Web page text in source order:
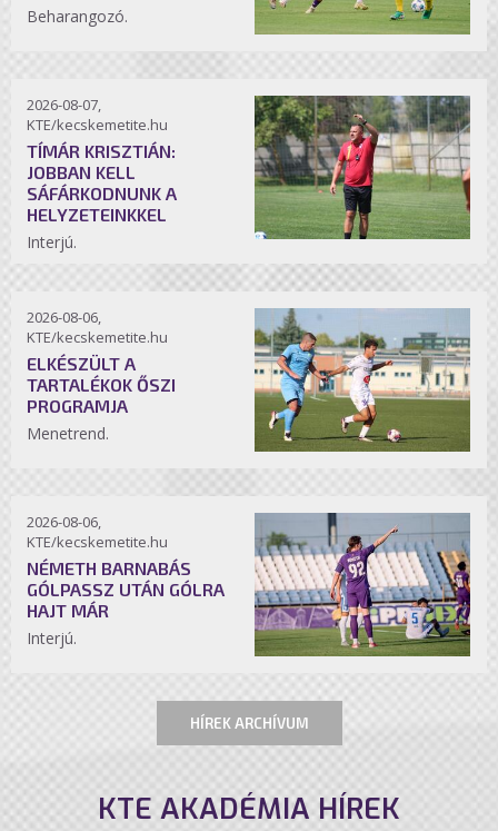
Beharangozó.
2026-08-07,
KTE/kecskemetite.hu
TÍMÁR KRISZTIÁN:
JOBBAN KELL
SÁFÁRKODNUNK A
HELYZETEINKKEL
Interjú.
2026-08-06,
KTE/kecskemetite.hu
ELKÉSZÜLT A
TARTALÉKOK ŐSZI
PROGRAMJA
Menetrend.
2026-08-06,
KTE/kecskemetite.hu
NÉMETH BARNABÁS
GÓLPASSZ UTÁN GÓLRA
HAJT MÁR
Interjú.
HÍREK ARCHÍVUM
KTE AKADÉMIA HÍREK